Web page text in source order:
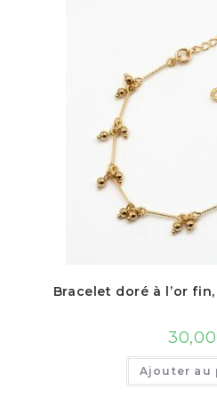
Bracelet doré à l’or
30,00
Ajouter au